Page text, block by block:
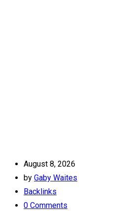
August 8, 2026
by Gaby Waites
Backlinks
0 Comments